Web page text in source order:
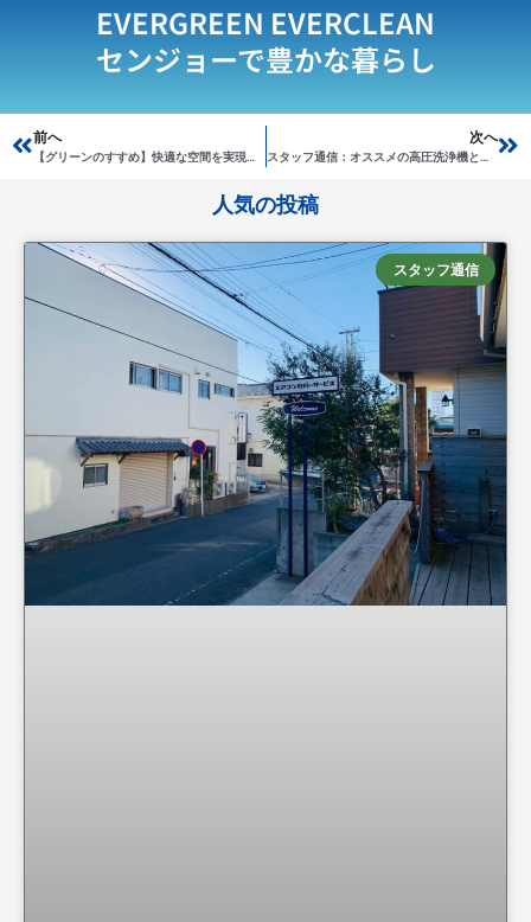
EVERGREEN EVERCLEAN
センジョーで豊かな暮らし
Prev
前へ
【グリーンのすすめ】快適な空間を実現するために
次へ
スタッフ通信：オススメの高圧洗浄機と近況報告
人気の投稿
スタッフ通信